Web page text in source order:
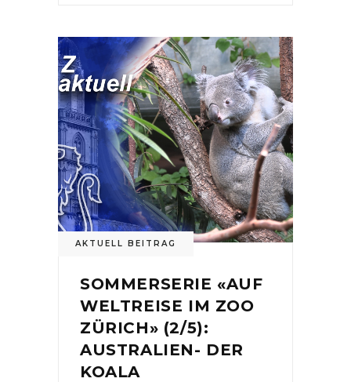
AKTUELL BEITRAG
SOMMERSERIE «AUF
WELTREISE IM ZOO
ZÜRICH» (2/5):
AUSTRALIEN- DER
KOALA